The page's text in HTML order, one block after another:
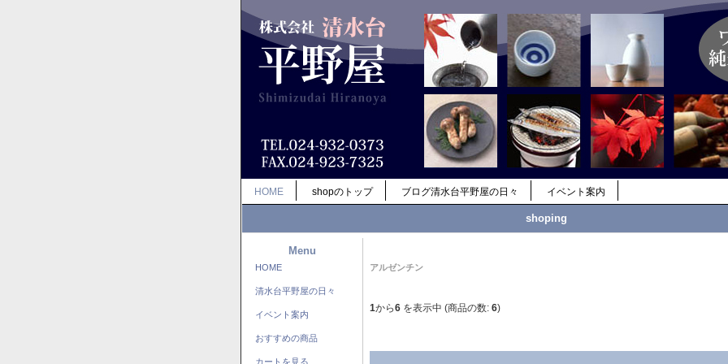
HOME shopのトップ ブログ清水台平野屋の日々 イベント案内
shoping
Menu
HOME
清水台平野屋の日々
イベント案内
おすすめの商品
カートを見る
アルゼンチン
1から6 を表示中 (商品の数: 6)